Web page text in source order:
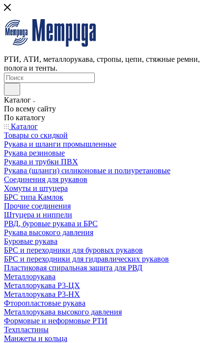
РТИ, АТИ, металлорукава, стропы, цепи, стяжные ремни,
полога и тенты.
Каталог
По всему сайту
По каталогу
Каталог
Товары со скидкой
Рукава и шланги промышленные
Рукава резиновые
Рукава и трубки ПВХ
Рукава (шланги) силиконовые и полиуретановые
Соединения для рукавов
Хомуты и штуцера
БРС типа Камлок
Прочие соединения
Штуцера и ниппели
РВД, буровые рукава и БРС
Рукава высокого давления
Буровые рукава
БРС и переходники для буровых рукавов
БРС и переходники для гидравлических рукавов
Пластиковая спиральная защита для РВД
Металлорукава
Металлорукава Р3-ЦХ
Металлорукава Р3-НХ
Фторопластовые рукава
Металлорукава высокого давления
Формовые и неформовые РТИ
Техпластины
Манжеты и кольца